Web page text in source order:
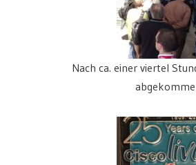
Nach ca. einer viertel